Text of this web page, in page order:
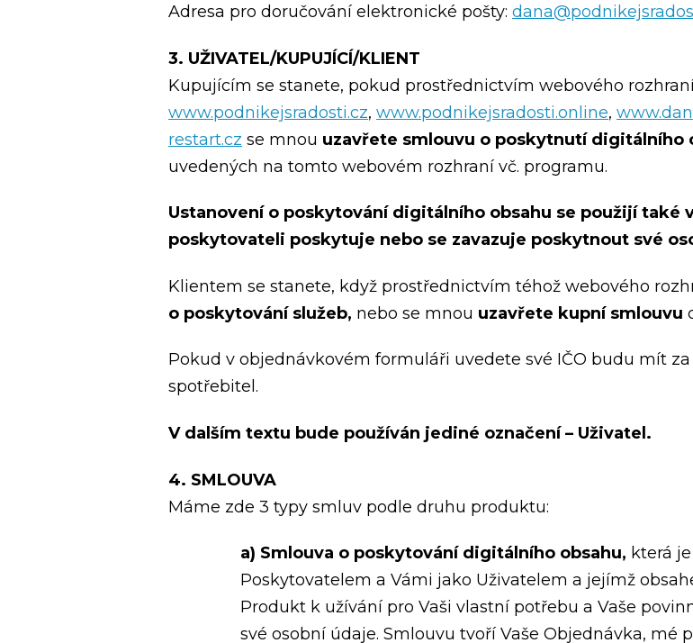
Adresa pro doručování elektronické pošty:
3. UŽIVATEL/KUPUJÍCÍ/KLIENT
Kupujícím se stanete, pokud prostřednictvím webového
www.podnikejsradosti.cz, www.podnikejsradosti.online,
restart.cz se mnou uzavřete smlouvu o poskytnutí digitálního
uvedených na tomto webovém rozhraní vč. programu.
Ustanovení o poskytování digitálního obsahu se použijí také
poskytovateli poskytuje nebo se zavazuje poskytnout své
Klientem se stanete, když prostřednictvím téhož webového
o poskytování služeb, nebo se mnou uzavřete kupní smlouvu
Pokud v objednávkovém formuláři uvedete své IČO budu mít
spotřebitel.
V dalším textu bude používán jediné označení – Uživatel.
4. SMLOUVA
Máme zde 3 typy smluv podle druhu produktu:
a) Smlouva o poskytování digitálního obsahu, která
Poskytovatelem a Vámi jako Uživatelem a jejímž
Produkt k užívání pro Vaši vlastní potřebu a Vaše
své osobní údaje. Smlouvu tvoří Vaše Objednávka, mé